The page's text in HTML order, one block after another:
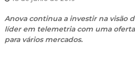
Anova continua a investir na visão
líder em telemetria com uma
para vários mercados.